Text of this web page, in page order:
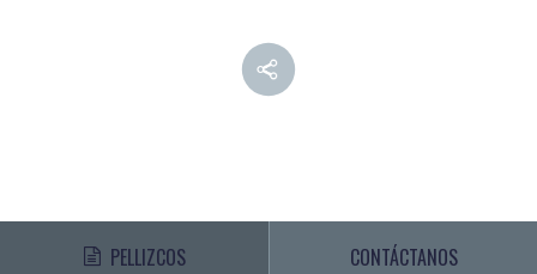
PELLIZCOS CONTÁCTANOS